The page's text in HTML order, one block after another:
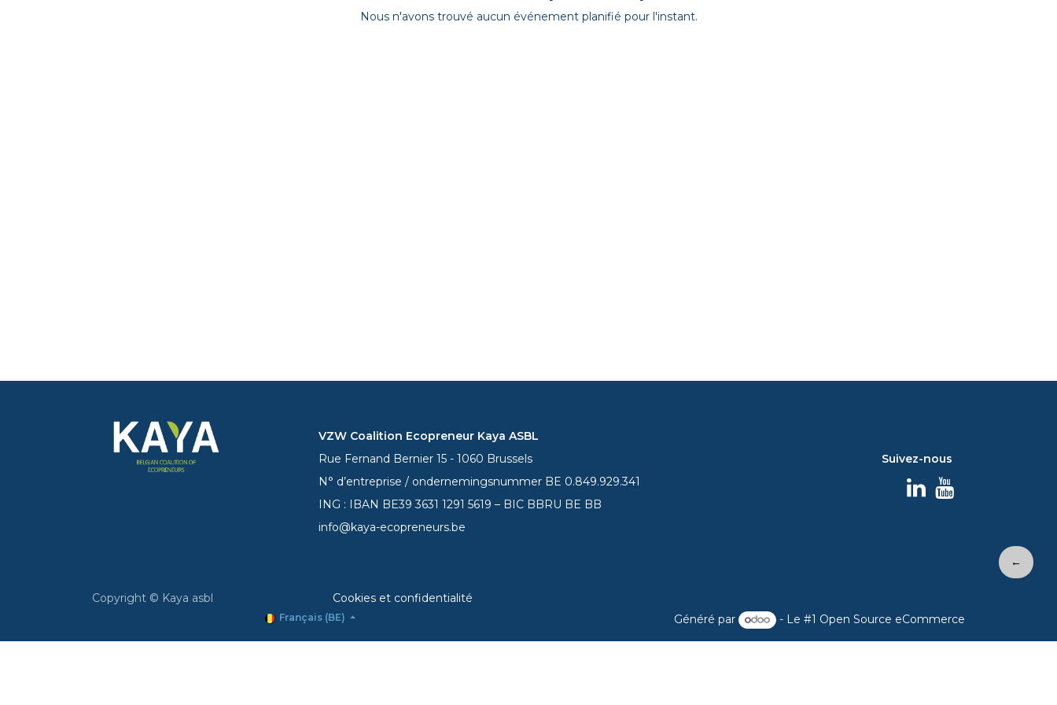
Nous n'avons trouvé aucun événement planifié pour l'instant.
Suivez-nous
←
VZW Coalition Ecopreneur Kaya ASBL
Rue Fernand Bernier 15 - 1060 Brussels
N° d’entreprise / ondernemingsnummer BE 0.849.929.341
ING : IBAN BE393631 1291 5619 – BIC BBRU BE BB
info@kaya-ecopreneurs.be
Copyright © Kaya asbl Cookies et confidentialité
Français (BE) Généré par - Le #1 Open Source eCommerce